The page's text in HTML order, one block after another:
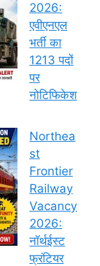
2026:
एवीएनएल
भर्ती का
1213 पदों
पर
नोटिफिकेश
Northea
st
Frontier
Railway
Vacancy
2026:
नॉर्थईस्ट
फ्रंटियर